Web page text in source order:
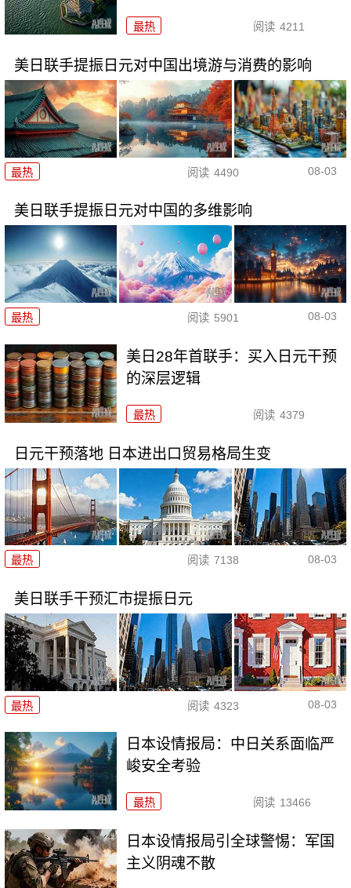
最热 阅读 4211
美日联手提振日元对中国出境游与消费的影响
最热 阅读 4490 08-03
美日联手提振日元对中国的多维影响
最热 阅读 5901 08-03
美日28年首联手：买入日元干预
的深层逻辑
最热 阅读 4379
日元干预落地 日本进出口贸易格局生变
最热 阅读 7138 08-03
美日联手干预汇市提振日元
最热 阅读 4323 08-03
日本设情报局：中日关系面临严
峻安全考验
最热 阅读 13466
日本设情报局引全球警惕：军国
主义阴魂不散